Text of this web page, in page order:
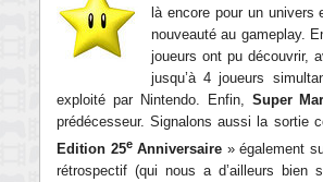
là encore pour un univers
nouveauté au gameplay.
joueurs ont pu découvrir,
jusqu’à 4 joueurs
exploité par Nintendo. Enfin, Super
prédécesseur. Signalons aussi la sortie
Edition 25eAnniversaire » également
rétrospectif (qui nous a d’ailleurs bien